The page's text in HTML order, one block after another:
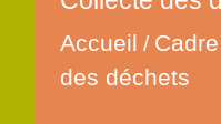
Accueil /
des déchets